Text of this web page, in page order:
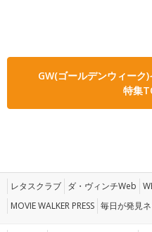
GW(ゴールデンウィーク
特集
レタスクラブ ダ・ヴィンチWeb
MOVIE WALKER PRESS 毎日が発見ネ